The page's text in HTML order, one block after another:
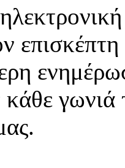
κάθε